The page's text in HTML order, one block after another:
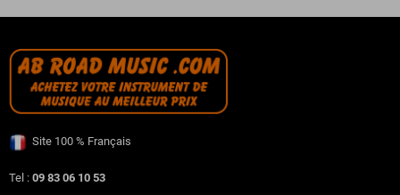
Site 100 % Français
Tel : 09 83 06 10 53